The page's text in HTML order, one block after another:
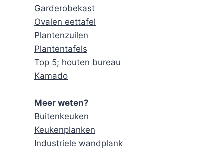
Garderobekast
Ovalen eettafel
Plantenzuilen
Plantentafels
Top 5; houten bureau
Kamado
Meer weten?
Buitenkeuken
Keukenplanken
Industriele wandplank